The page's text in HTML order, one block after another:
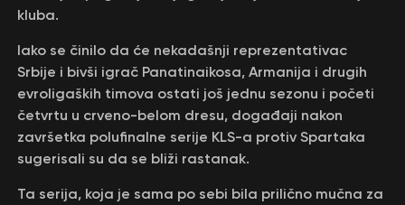
kluba.
Iako se činilo da će nekadašnji reprezentativac
Srbije i bivši igrač Panatinaikosa, Armanija i drugih
evroligaških timova ostati još jednu sezonu i početi
četvrtu u crveno-belom dresu, događaji nakon
završetka polufinalne serije KLS-a protiv Spartaka
sugerisali su da se bliži rastanak.
Ta serija, koja je sama po sebi bila prilično mučna za